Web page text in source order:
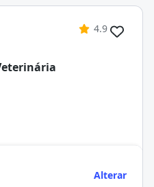
4.9
Alterar